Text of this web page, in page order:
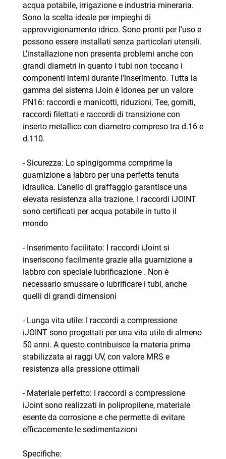
acqua potabile, irrigazione e industria mineraria.
Sono la scelta ideale per impieghi di
approvvigionamento idrico. Sono pronti per l'uso e
possono essere installati senza particolari utensili.
L'installazione non presenta problemi anche con
grandi diametri in quanto i tubi non toccano i
componenti interni durante l'inserimento. Tutta la
gamma del sistema iJoin è idonea per un valore
PN16: raccordi e manicotti, riduzioni, Tee, gomiti,
raccordi filettati e raccordi di transizione con
inserto metallico con diametro compreso tra d.16 e
d.110.
- Sicurezza: Lo spingigomma comprime la
guarnizione a labbro per una perfetta tenuta
idraulica. L'anello di graffaggio garantisce una
elevata resistenza alla trazione. I raccordi iJOINT
sono certificati per acqua potabile in tutto il
mondo
- Inserimento facilitato: I raccordi iJoint si
inseriscono facilmente grazie alla guarnizione a
labbro con speciale lubrificazione . Non è
necessario smussare o lubrificare i tubi, anche
quelli di grandi dimensioni
- Lunga vita utile: I raccordi a compressione
iJOINT sono progettati per una vita utile di almeno
50 anni. A questo contribuisce la materia prima
stabilizzata ai raggi UV, con valore MRS e
resistenza alla pressione ottimali
- Materiale perfetto: I raccordi a compressione
iJoint sono realizzati in polipropilene, materiale
esente da corrosione e che permette di evitare
efficacemente le sedimentazioni
Specifiche: